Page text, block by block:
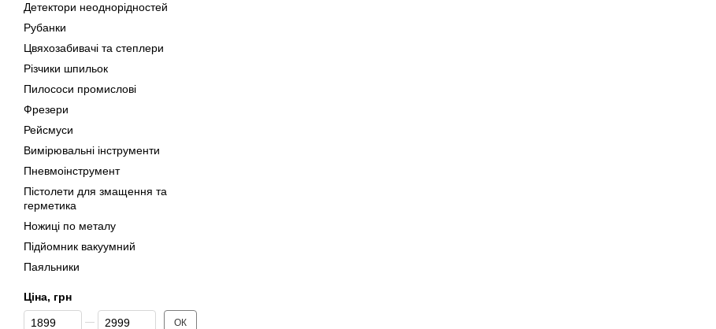
Детектори неоднорідностей
Рубанки
Цвяхозабивачі та степлери
Різчики шпильок
Пилососи промислові
Фрезери
Рейсмуси
Вимірювальні інструменти
Пневмоінструмент
Пістолети для змащення та
герметика
Ножиці по металу
Підйомник вакуумний
Паяльники
Ціна, грн
Від Ціна, грн
До Ціна, грн ОК